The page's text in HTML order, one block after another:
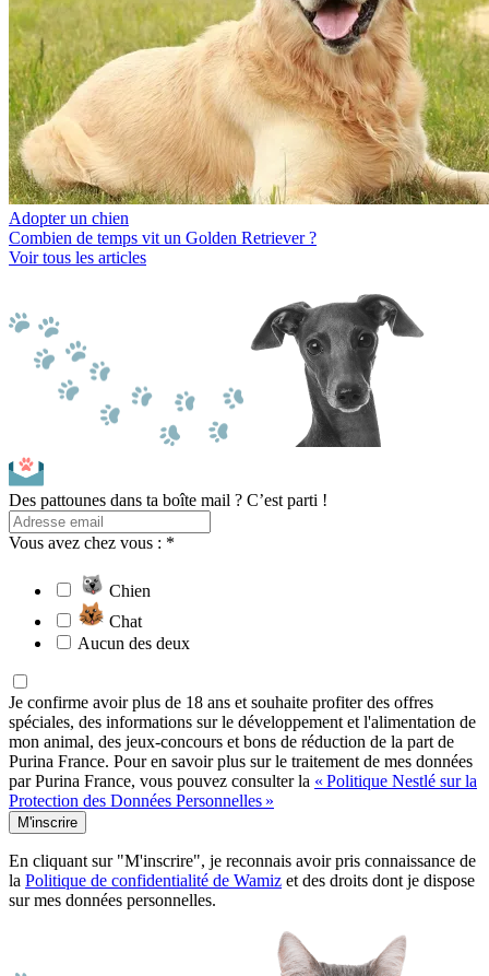
Adopter un chien
Combien de temps vit un Golden Retriever ?
Voir tous les articles
Des pattounes dans ta boîte mail ? C’est parti !
Vous avez chez vous : *
Chien
Chat
Aucun des deux
Je confirme avoir plus de 18 ans et souhaite profiter des offres
spéciales, des informations sur le développement et l'alimentation de
mon animal, des jeux-concours et bons de réduction de la part de
Purina France. Pour en savoir plus sur le traitement de mes données
par Purina France, vous pouvez consulter la « Politique Nestlé sur la
Protection des Données Personnelles »
M'inscrire
En cliquant sur "M'inscrire", je reconnais avoir pris connaissance de
la Politique de confidentialité de Wamiz et des droits dont je dispose
sur mes données personnelles.